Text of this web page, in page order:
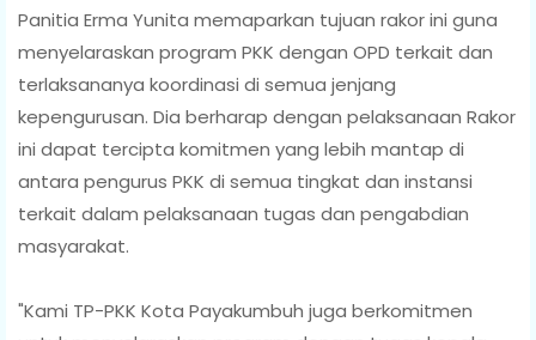
Panitia Erma Yunita memaparkan tujuan rakor ini guna
menyelaraskan program PKK dengan OPD terkait dan
terlaksananya koordinasi di semua jenjang
kepengurusan. Dia berharap dengan pelaksanaan Rakor
ini dapat tercipta komitmen yang lebih mantap di
antara pengurus PKK di semua tingkat dan instansi
terkait dalam pelaksanaan tugas dan pengabdian
masyarakat.
"Kami TP-PKK Kota Payakumbuh juga berkomitmen